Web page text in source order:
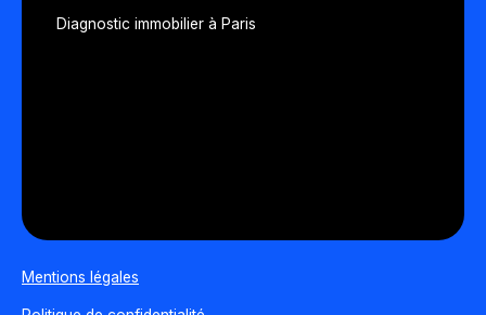
Diagnostic immobilier à Paris
Mentions légales